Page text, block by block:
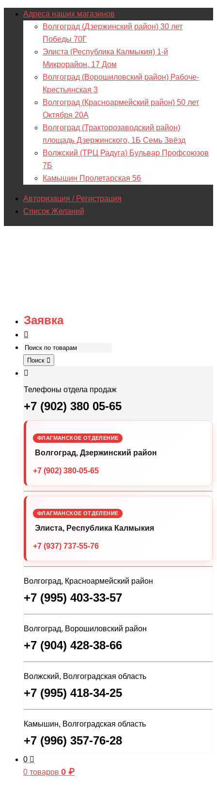
Адреса наших магазинов
Волгоград (Дзержинский район) 30 лет
Победы 70Г
Элиста (Республика Калмыкия) 1-й
Микрорайон, 17 Дом
Волгоград (Ворошиловский район) Рабоче-
Крестьянская 3
Волгоград (Красноармейский район) 50 лет
Октября 20А
Волгоград (Тракторозаводский район)
площадь Дзержинского, 1Б Семь Звёзд
Волжский (ТРЦ Радуга) Бульвар Профсоюзов
7Б
Камышин Пролетарская 56
Авторизация / Регистрация
Список Желаний
Заявка
Поиск
Телефоны отдела продаж
+7 (902) 380 05-65
ФЛАГМАНСКОЕ ОТДЕЛЕНИЕ
Волгоград, Дзержинский район
+7 (902) 380-05-65
ФЛАГМАНСКОЕ ОТДЕЛЕНИЕ
Элиста, Республика Калмыкия
+7 (937) 737-55-76
Волгоград, Красноармейский район
+7 (995) 403-33-57
Волгоград, Ворошиловский район
+7 (904) 428-38-66
Волжский, Волгоградская область
+7 (995) 418-34-25
Камышин, Волгоградская область
+7 (996) 357-76-28
0
0 товаров 0 ₽